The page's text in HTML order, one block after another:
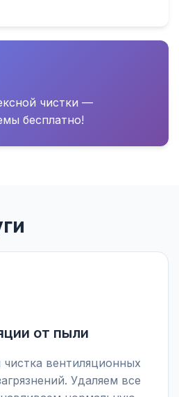
чистки —
бесплатно!
от пыли
вентиляционных
Удаляем все